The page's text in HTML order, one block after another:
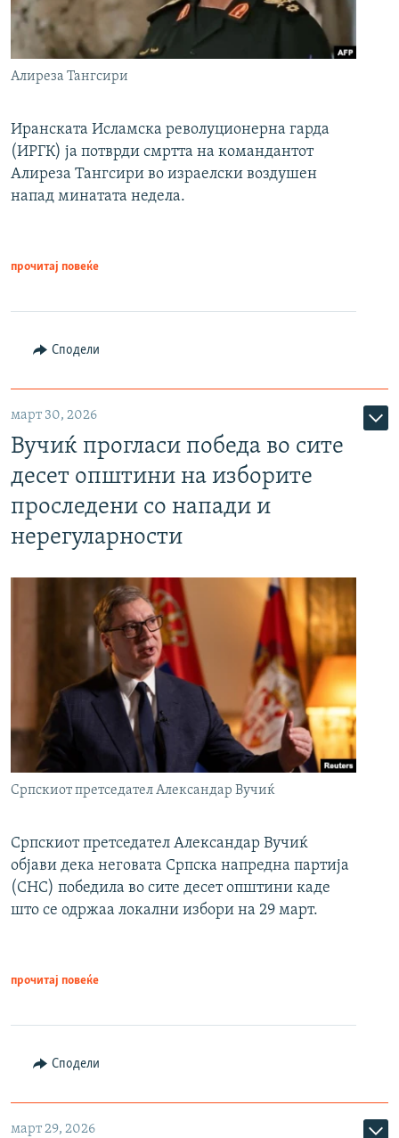
Алиреза Тангсири
Иранската Исламска револуционерна гарда
(ИРГК) ја потврди смртта на командантот
Алиреза Тангсири во израелски воздушен
напад минатата недела.
прочитај повеќе
Сподели
март 30, 2026
Вучиќ прогласи победа во сите
десет општини на изборите
проследени со напади и
нерегуларности
Српскиот претседател Александар Вучиќ
Српскиот претседател Александар Вучиќ
објави дека неговата Српска напредна партија
(СНС) победила во сите десет општини каде
што се одржаа локални избори на 29 март.
прочитај повеќе
Сподели
март 29, 2026